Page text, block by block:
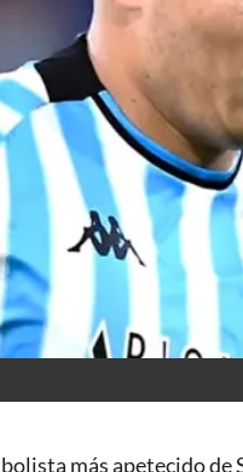
más apetecido de